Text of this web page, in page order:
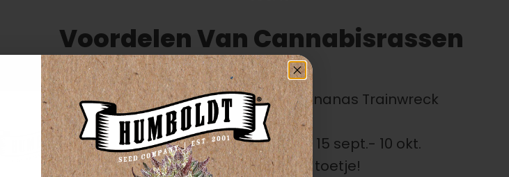
Voordelen Van Cannabisrassen
Beschikbaar:Gefeminiseerd
Ouderschap:Koekiemonster x Ananas Trainwreck
Ind / Zat:Sativa
Fotoperiodieke bloei:45 dagen, 15 sept.- 10 okt.
Smaak / Smaak / Geur:Net een toetje!